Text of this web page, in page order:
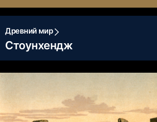
Древний мир
Стоунхендж